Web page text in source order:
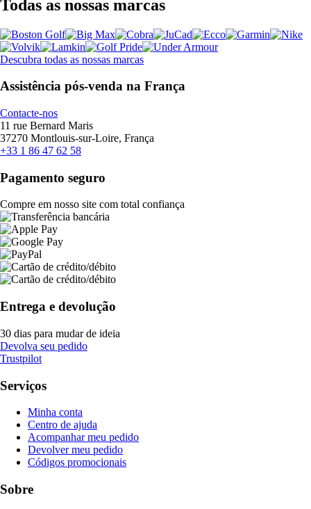
Todas as nossas marcas
Descubra todas as nossas marcas
Assistência pós-venda na França
Contacte-nos
11 rue Bernard Maris
37270 Montlouis-sur-Loire, França
+33 1 86 47 62 58
Pagamento seguro
Compre em nosso site com total confiança
Entrega e devolução
30 dias para mudar de ideia
Devolva seu pedido
Trustpilot
Serviços
Minha conta
Centro de ajuda
Acompanhar meu pedido
Devolver meu pedido
Códigos promocionais
Sobre